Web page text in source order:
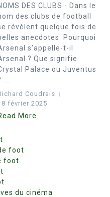
DES CLUBS - Dans le
des clubs de football
révèlent quelque fois de
anecdotes. Pourquoi
s’appelle-t-il
? Que signifie
Palace ou Juventus
...
Coudrais
février 2025
More
foot
foot
du cinéma